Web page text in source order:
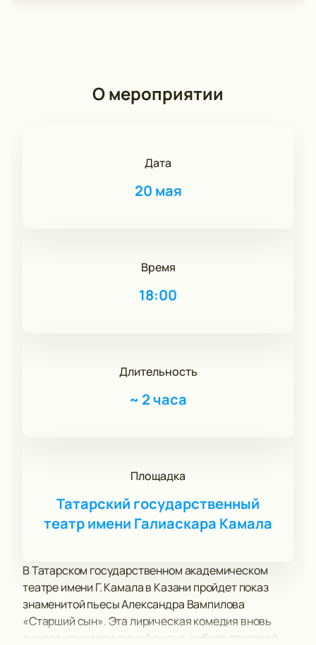
О мероприятии
Дата
20 мая
Время
18:00
Длительность
~ 2 часа
Площадка
Татарский государственный
театр имени Галиаскара Камала
В Татарском государственном академическом
театре имени Г. Камала в Казани пройдет показ
знаменитой пьесы Александра Вампилова
«Старший сын». Эта лирическая комедия вновь
оживет на исторической сцене, собрав зрителей,